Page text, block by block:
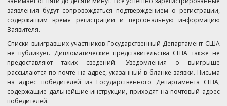
заявления будут сопровождаться подтверждением о регистрации,
содержащим время регистрации и персональную информацию
Заявителя.
Списки выигравших участников Государственный Департамент США
не публикует. Дипломатические представительства США также не
предоставляют таких сведений. Уведомления о выигрыше
рассылаются по почте на адрес, указанный в бланке заявки. Письма
на адрес победителей из Государственного Департамента США,
содержащие дальнейшие инструкции, приходят на почтовый адрес
победителей.